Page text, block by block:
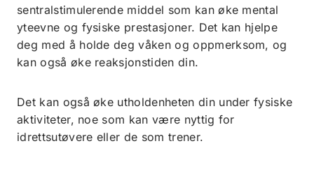
sentralstimulerende middel som kan øke mental
yteevne og fysiske prestasjoner. Det kan hjelpe
deg med å holde deg våken og oppmerksom, og
kan også øke reaksjonstiden din.
Det kan også øke utholdenheten din under fysiske
aktiviteter, noe som kan være nyttig for
idrettsutøvere eller de som trener.